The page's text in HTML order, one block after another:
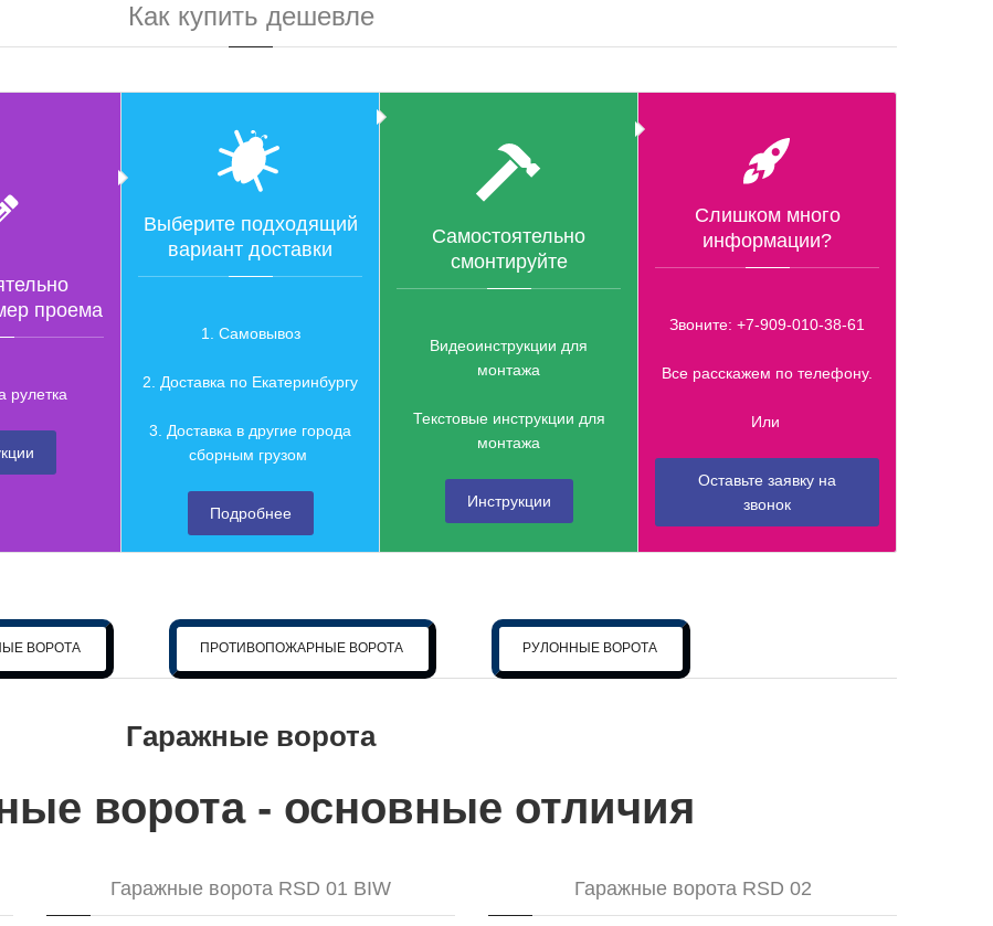
Как купить дешевле
проема
рулетка
Выберите подходящий
вариант доставки
1. Самовывоз
2. Доставка по Екатеринбургу
3. Доставка в другие города
сборным грузом
Подробнее
Самостоятельно
смонтируйте
Видеоинструкции для
монтажа
Текстовые инструкции для
монтажа
Инструкции
Слишком много
информации?
Звоните: +7-909-010-38-61
Все расскажем по телефону.
Или
Оставьте заявку на
звонок
ВОРОТА ПРОТИВОПОЖАРНЫЕ ВОРОТА РУЛОННЫЕ ВОРОТА
Гаражные ворота
ворота - основные отличия
Гаражные ворота RSD 01 BIW Гаражные ворота RSD 02